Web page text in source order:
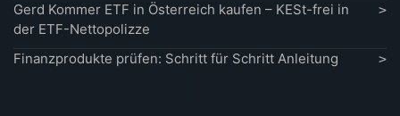
Gerd Kommer ETF in Österreich kaufen – KESt-frei in
der ETF-Nettopolizze
Finanzprodukte prüfen: Schritt für Schritt Anleitung